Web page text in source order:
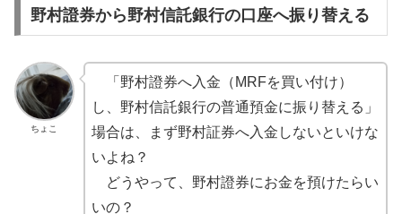
野村證券から野村信託銀行の口座へ振り替える
ちょこ
「野村證券へ入金（MRFを買い付け）
し、野村信託銀行の普通預金に振り替える」
場合は、まず野村証券へ入金しないといけな
いよね？
どうやって、野村證券にお金を預けたらい
いの？